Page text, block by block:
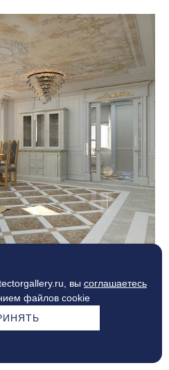
вы соглашаетесь
файлов cookie